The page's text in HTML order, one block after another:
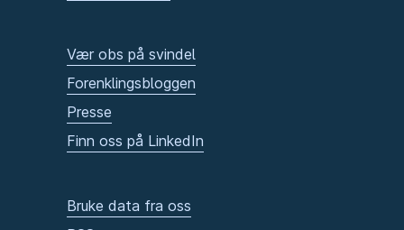
Vær obs på svindel
Forenklingsbloggen
Presse
Finn oss på LinkedIn
Bruke data fra oss